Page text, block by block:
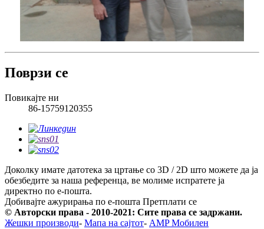
Поврзи се
Повикајте ни
86-15759120355
Доколку имате датотека за цртање со 3D / 2D што можете да ја
обезбедите за наша референца, ве молиме испратете ја
директно по е-пошта.
Добивајте ажурирања по е-пошта Претплати се
© Авторски права - 2010-2021: Сите права се задржани.
Жешки производи- Мапа на сајтот- AMP Мобилен